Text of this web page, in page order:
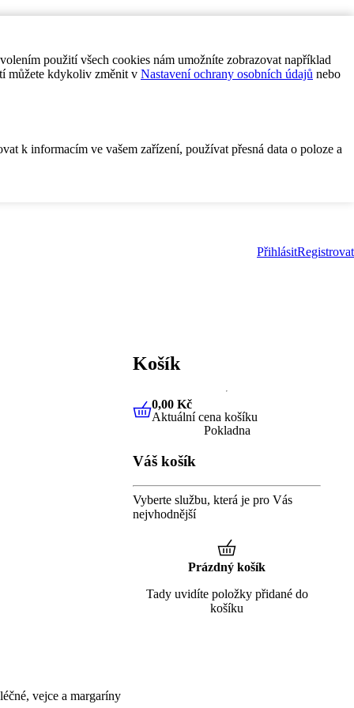
použití všech cookies nám umožníte zobrazovat například
můžete kdykoliv změnit v Nastavení ochrany osobních údajů nebo
k informacím ve vašem zařízení, používat přesná data o poloze a
PřihlásitRegistrovat
vejce a margaríny
Košík
0,00 KčAktuální cena košíku
0,00 Kč
Aktuální cena košíku
Pokladna
Váš košík
Vyberte službu, která je pro Vás
nejvhodnější
Prázdný košík
Tady uvidíte položky přidané do
košíku